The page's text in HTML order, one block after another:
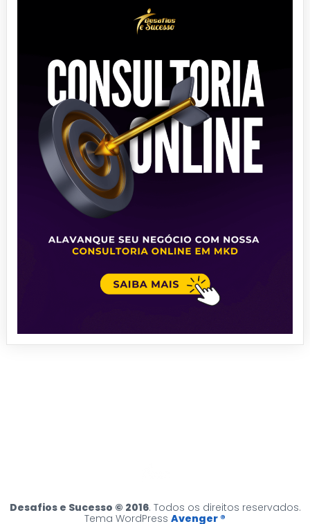
Desafios e Sucesso © 2016. Todos os direitos reservados.
Tema WordPress Avenger ®